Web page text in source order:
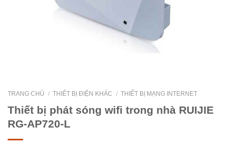
TRANG CHỦ / THIẾT BỊ ĐIỆN KHÁC / THIẾT BỊ MẠNG INTERNET
Thiết bị phát sóng wifi trong nhà RUIJIE
RG-AP720-L